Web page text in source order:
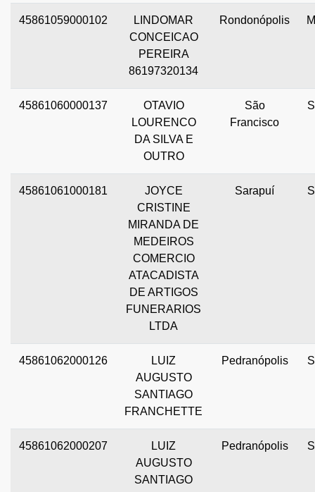
45861059000102
LINDOMAR
CONCEICAO
PEREIRA
86197320134
Rondonópolis
45861060000137
OTAVIO
LOURENCO
DA SILVA E
OUTRO
São
Francisco
45861061000181
JOYCE
CRISTINE
MIRANDA DE
MEDEIROS
COMERCIO
ATACADISTA
DE ARTIGOS
FUNERARIOS
LTDA
Sarapuí
45861062000126
LUIZ
AUGUSTO
SANTIAGO
FRANCHETTE
Pedranópolis
45861062000207
LUIZ
AUGUSTO
SANTIAGO
Pedranópolis